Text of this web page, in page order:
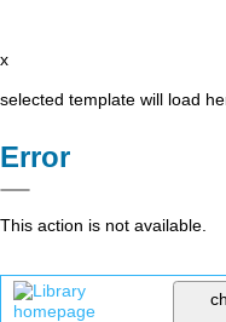
x
selected template will load
Error
This action is not available.